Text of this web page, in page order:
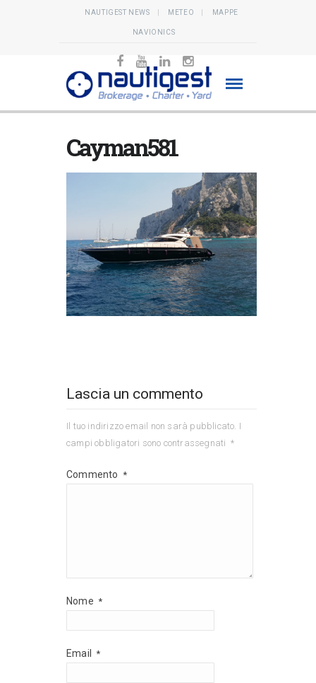
NAUTIGEST NEWS METEO MAPPE
NAVIONICS
Cayman581
Lascia un commento
Il tuo indirizzo email non sarà pubblicato. I
campi obbligatori sono contrassegnati *
Commento *
Nome *
Email *